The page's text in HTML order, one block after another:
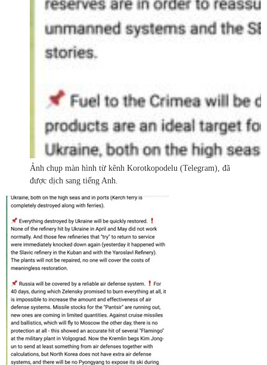
Ảnh chụp màn hình từ kênh Korotkopodelu (Telegram), đã
được dịch sang tiếng Anh.